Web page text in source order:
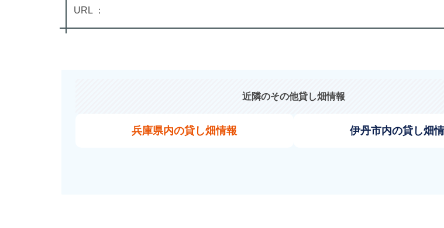
URL ：
近隣のその他貸し畑情報
兵庫県内の貸し畑情報 伊丹市内の貸し畑